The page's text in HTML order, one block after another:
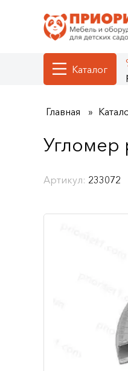
Каталог
Главная
Угломер
Артикул: 233072